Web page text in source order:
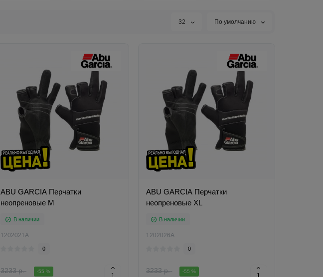
32 По умолчанию
ABU GARCIA Перчатки
неопреновые M
В наличии
1202021A
0
3233 р. -55 %
ABU GARCIA Перчатки
неопреновые XL
В наличии
1202026A
0
3233 р. -55 %